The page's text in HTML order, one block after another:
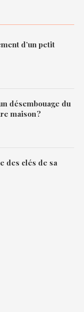
d’un petit
désembouage du
maison ?
des clés de sa